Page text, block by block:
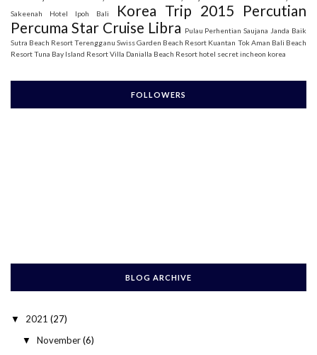
Sakeenah
Hotel Ipoh Bali Korea Trip 2015 Percutian
Percuma Star Cruise Libra Pulau Perhentian Saujana Janda Baik
Sutra Beach Resort Terengganu Swiss Garden Beach Resort Kuantan Tok Aman Bali Beach
ResortTuna Bay Island ResortVilla Danialla Beach Resort hotel secret incheon korea
FOLLOWERS
BLOG ARCHIVE
▼ 2021 (27)
▼ November(6)